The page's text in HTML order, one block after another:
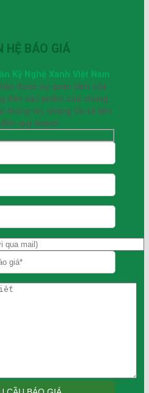
HỆ BÁO GIÁ
Kỹ Nghệ Xanh Việt Nam
được sự quan tâm của
đến sản phẩm của chúng
thông tin, chúng tôi sẽ liên
quý khách.